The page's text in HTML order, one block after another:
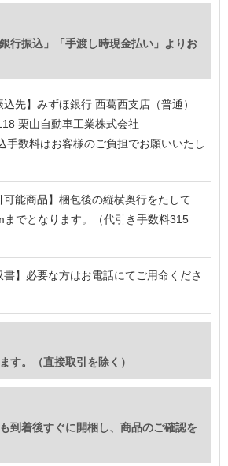
行振込」「手渡し時現金払い」よりお
込先】 みずほ銀行 西葛西支店（普通）
栗山自動車工業株式会社
手数料はお客様のご負担でお願いいたし
可能商品】 梱包後の縦横奥行をたして
までとなります。（代引き手数料315
書】 必要な方はお電話にてご用命くださ
す。（直接取引を除く）
到着後すぐに開梱し、商品のご確認を